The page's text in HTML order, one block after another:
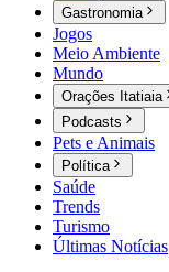
Gastronomia
Jogos
Meio Ambiente
Mundo
Orações Itatiaia
Podcasts
Pets e Animais
Política
Saúde
Trends
Turismo
Últimas Notícias